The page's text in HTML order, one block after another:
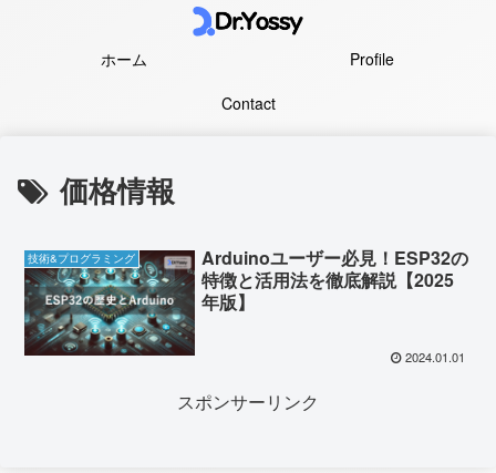
ホーム
Profile
Contact
価格情報
技術&プログラミング
Arduinoユーザー必見！ESP32の
特徴と活用法を徹底解説【2025
年版】
2024.01.01
スポンサーリンク